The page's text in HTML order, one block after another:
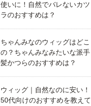
使いに！自然でバレないカツ
ラのおすすめは？
ちゃんみなのウィッグはどこ
の？ちゃんみなみたいな派手
髪かつらのおすすめは？
ウィッグ｜自然なのに安い！
50代向けのおすすめを教えて